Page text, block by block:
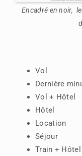
Encadré en noir,
Vol
Dernière
Vol + Hôtel
Hôtel
Location
Séjour
Train + Hôtel